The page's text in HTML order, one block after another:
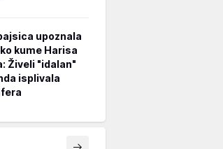
upoznala
kume Harisa
Živeli "idalan"
isplivala